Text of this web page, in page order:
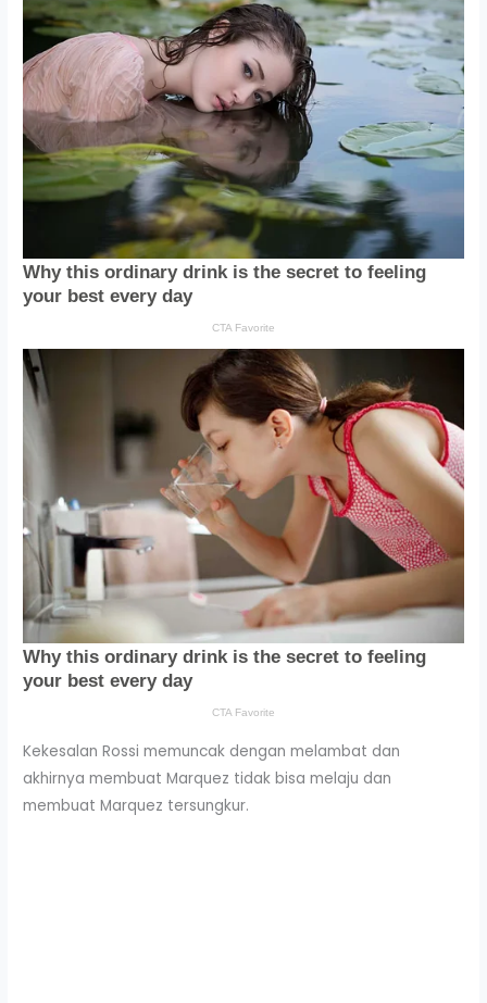
Kekesalan Rossi memuncak dengan melambat dan
akhirnya membuat Marquez tidak bisa melaju dan
membuat Marquez tersungkur.